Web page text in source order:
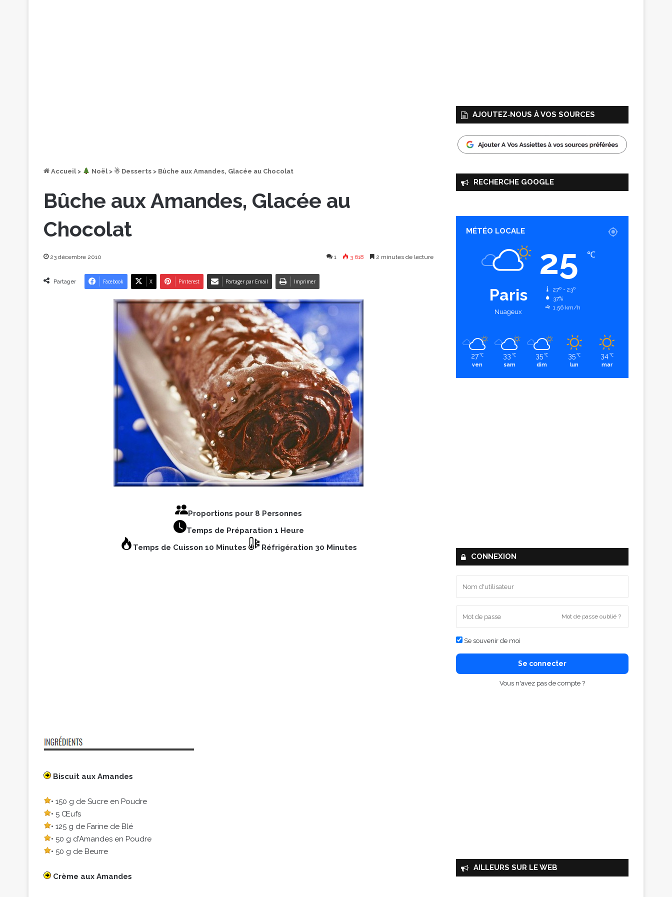
Accueil > ︎ Noël > ☃ Desserts > Bûche aux Amandes, Glacée au Chocolat
Bûche aux Amandes, Glacée au
Chocolat
23 décembre 2010 1 3 618 2 minutes de lecture
Partager Facebook X Pinterest Partager par Email Imprimer
Proportions pour 8 Personnes
Temps de Préparation 1 Heure
Temps de Cuisson 10 Minutes
Réfrigération 30 Minutes
Biscuit aux Amandes
• 150 g de Sucre en Poudre
• 5 Œufs
• 125 g de Farine de Blé
• 50 g d'Amandes en Poudre
• 50 g de Beurre
Crème aux Amandes
AJOUTEZ‑NOUS À VOS SOURCES
RECHERCHE GOOGLE
MÉTÉO LOCALE
Paris
Nuageux
25 ℃
27º - 23º
37%
1.56 km/h
27 ℃
ven
33 ℃
sam
35 ℃
dim
35 ℃
lun
34 ℃
mar
CONNEXION
Mot de passe oublié ?
Se souvenir de moi
Se connecter
Vous n'avez pas de compte ?
AILLEURS SUR LE WEB